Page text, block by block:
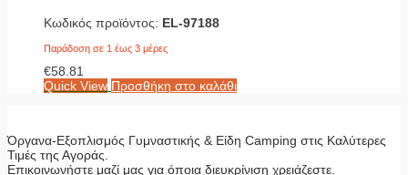
Κωδικός προϊόντος: EL-97188
Παράδοση σε 1 έως 3 μέρες
€58.81
Quick View Προσθήκη στο καλάθι
Όργανα-Εξοπλισμός Γυμναστικής & Είδη Camping στις Καλύτερες
Τιμές της Αγοράς.
Επικοινωνήστε μαζί μας για όποια διευκρίνιση χρειάζεστε.